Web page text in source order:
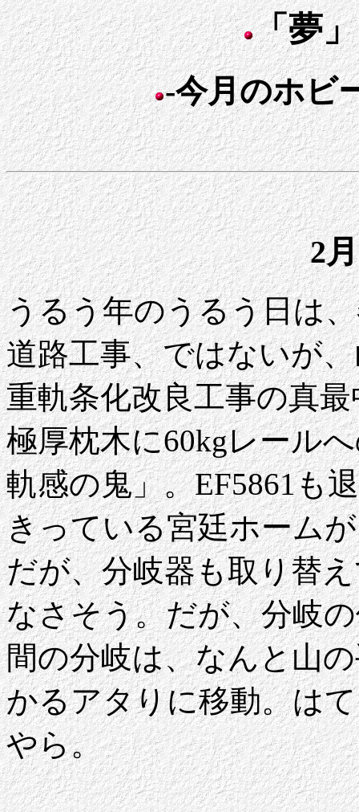
「夢
-今月のホビ
2
うるう年のうるう日は
道路工事、ではないが
重軌条化改良工事の真
極厚枕木に60kgレール
軌感の鬼」。EF5861も
きっている宮廷ホーム
だが、分岐器も取り替
なさそう。だが、分岐
間の分岐は、なんと山
かるアタりに移動。は
やら。